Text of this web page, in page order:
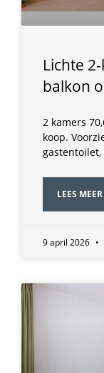
Lichte
balkon
2 kamers
koop.
gastentoilet,
LEES
9 april 2026